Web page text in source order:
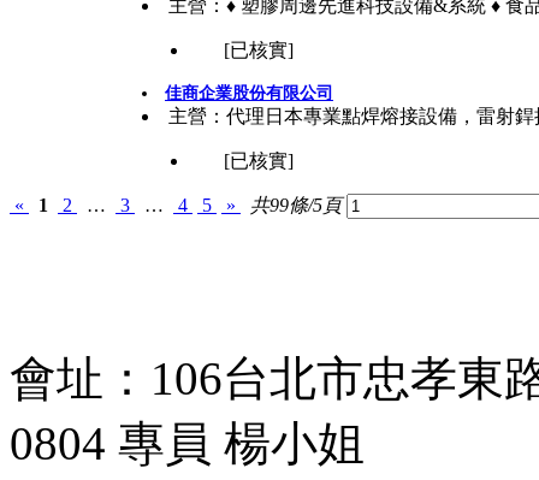
主營：♦ 塑膠周邊先進科技設備&系統 ♦ 食
[已核實]
佳商企業股份有限公司
主營：代理日本專業點焊熔接設備，雷射
[已核實]
« 1 2 … 3 … 4 5 » 共99條/5頁
會址：106台北市忠孝東
0804 專員 楊小姐